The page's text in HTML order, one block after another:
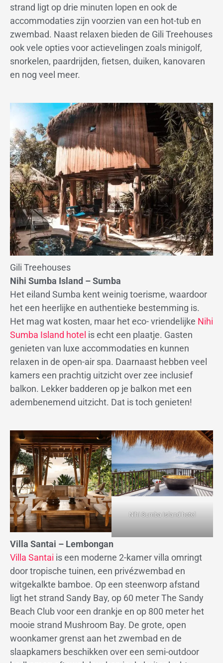
strand ligt op drie minuten lopen en ook de
accommodaties zijn voorzien van een hot-tub en
zwembad. Naast relaxen bieden de Gili Treehouses
ook vele opties voor actievelingen zoals minigolf,
snorkelen, paardrijden, fietsen, duiken, kanovaren
en nog veel meer.
Gili Treehouses
Nihi Sumba Island – Sumba
Het eiland Sumba kent weinig toerisme, waardoor
het een heerlijke en authentieke bestemming is.
Het mag wat kosten, maar het eco- vriendelijke Nihi
Sumba Island hotel is echt een plaatje. Gasten
genieten van luxe accommodaties en kunnen
relaxen in de open-air spa. Daarnaast hebben veel
kamers een prachtig uitzicht over zee inclusief
balkon. Lekker badderen op je balkon met een
adembenemend uitzicht. Dat is toch genieten!
Nihi Sumba Island hotel
Villa Santai – Lembongan
Villa Santai is een moderne 2-kamer villa omringt
door tropische tuinen, een privézwembad en
witgekalkte bamboe. Op een steenworp afstand
ligt het strand Sandy Bay, op 60 meter The Sandy
Beach Club voor een drankje en op 800 meter het
mooie strand Mushroom Bay. De grote, open
woonkamer grenst aan het zwembad en de
slaapkamers beschikken over een semi-outdoor